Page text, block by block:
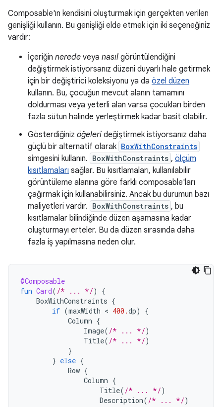
Composable'ın kendisini oluşturmak için gerçekten verilen
genişliği kullanın. Bu genişliği elde etmek için iki seçeneğiniz
vardır:
İçeriğin nerede veya nasıl görüntülendiğini
değiştirmek istiyorsanız düzeni duyarlı hale getirmek
için bir değiştirici koleksiyonu ya da özel düzen
kullanın. Bu, çocuğun mevcut alanın tamamını
doldurması veya yeterli alan varsa çocukları birden
fazla sütun halinde yerleştirmek kadar basit olabilir.
Gösterdiğiniz öğeleri değiştirmek istiyorsanız daha
güçlü bir alternatif olarak BoxWithConstraints
simgesini kullanın. BoxWithConstraints , ölçüm
kısıtlamaları sağlar. Bu kısıtlamaları, kullanılabilir
görüntüleme alanına göre farklı composable'ları
çağırmak için kullanabilirsiniz. Ancak bu durumun bazı
maliyetleri vardır. BoxWithConstraints , bu
kısıtlamalar bilindiğinde düzen aşamasına kadar
oluşturmayı erteler. Bu da düzen sırasında daha
fazla iş yapılmasına neden olur.
@Composable
fun Card( /* ... */)
{
BoxWithConstraints {
if (maxWidth < 400.dp)
{
Column {
Image( /* ... */)
Title( /* ... */)
}
} else {
Row {
Column {
Title( /* ... */)
Description( /* ... */)